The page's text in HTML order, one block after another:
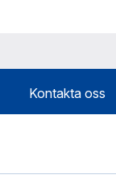
Kontakta oss